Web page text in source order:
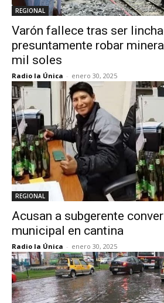
REGIONAL
Varón fallece tras ser
presuntamente robar
mil soles
Radio la Única - enero 30, 2025
REGIONAL
Acusan a subgerente
municipal en cantina
Radio la Única - enero 30, 2025